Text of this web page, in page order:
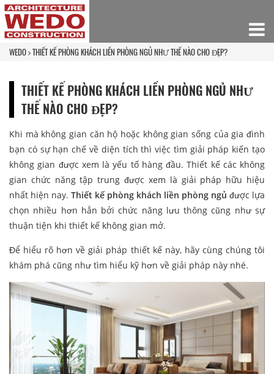
WEDO THIẾT KẾ PHÒNG KHÁCH LIỀN PHÒNG NGỦ NHƯ THẾ NÀO CHO ĐẸP?
THIẾT KẾ PHÒNG KHÁCH LIỀN PHÒNG NGỦ NHƯ
THẾ NÀO CHO ĐẸP?
Khi mà không gian căn hộ hoặc không gian sống của gia đình
bạn có sự hạn chế về diện tích thì việc tìm giải pháp kiến tạo
không gian được xem là yếu tố hàng đầu. Thiết kế các không
gian chức năng tập trung được xem là giải pháp hữu hiệu
nhất hiện nay. Thiết kế phòng khách liền phòng ngủ được lựa
chọn nhiều hơn hẳn bởi chức năng lưu thông cũng như sự
thuận tiện khi thiết kế không gian mở.
Để hiểu rõ hơn về giải pháp thiết kế này, hãy cùng chúng tôi
khám phá cũng như tìm hiểu kỹ hơn về giải pháp này nhé.